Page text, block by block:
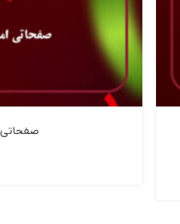
صفحاتی